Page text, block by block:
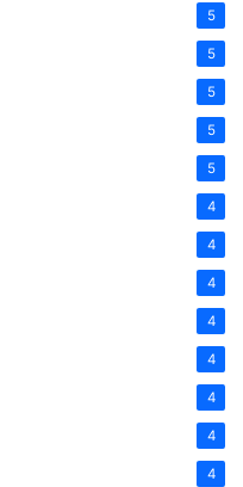
5
5
5
5
5
4
4
4
4
4
4
4
4